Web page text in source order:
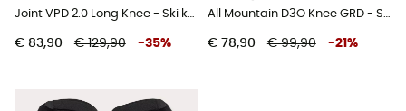
Joint VPD 2.0 Long Knee - Ski kniebeschermer
€ 83,90 € 129,90 -35%
All Mountain D3O Knee GRD - Ski kniebeschermer
€ 78,90 € 99,90 -21 %